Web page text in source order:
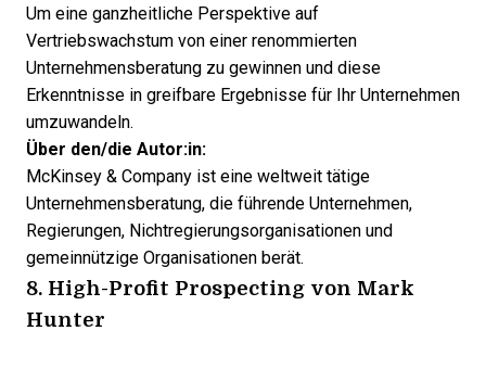
Um eine ganzheitliche Perspektive auf
Vertriebswachstum von einer renommierten
Unternehmensberatung zu gewinnen und diese
Erkenntnisse in greifbare Ergebnisse für Ihr Unternehmen
umzuwandeln.
Über den/die Autor:in:
McKinsey & Company ist eine weltweit tätige
Unternehmensberatung, die führende Unternehmen,
Regierungen, Nichtregierungsorganisationen und
gemeinnützige Organisationen berät.
8. High-Profit Prospecting von Mark
Hunter